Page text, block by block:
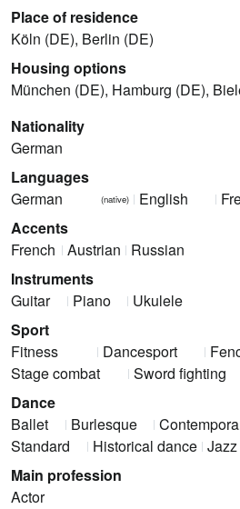
Place of residence
Köln (DE), Berlin (DE)
Housing options
München (DE), Hamburg (DE),
Nationality
German
Languages
German
(native) English
Accents
French
Austrian Russian
Instruments
Guitar
Piano
Ukulele
Sport
Fitness
Dancesport
Stage combat
Sword fighting
Dance
Ballet
Burlesque
Standard
Historical dance
Main profession
Actor